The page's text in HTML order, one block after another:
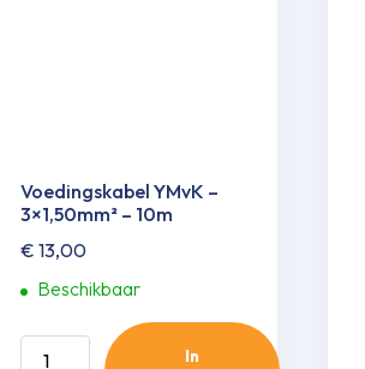
Voedingskabel YMvK –
3×1,50mm² – 10m
€ 13,00
Beschikbaar
Voedingskabel
In